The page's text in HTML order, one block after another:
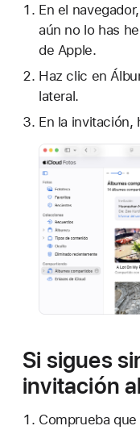
En el
aún no lo has
de Apple.
Haz clic en
lateral.
En la invitación,
Si sigues
invitación
Comprueba